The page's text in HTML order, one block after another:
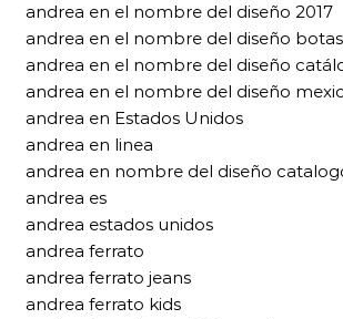
andrea en el nombre del diseño 2017
andrea en el nombre del diseño botas
andrea en el nombre del diseño
andrea en el nombre del diseño
andrea en Estados Unidos
andrea en linea
andrea en nombre del diseño
andrea es
andrea estados unidos
andrea ferrato
andrea ferrato jeans
andrea ferrato kids